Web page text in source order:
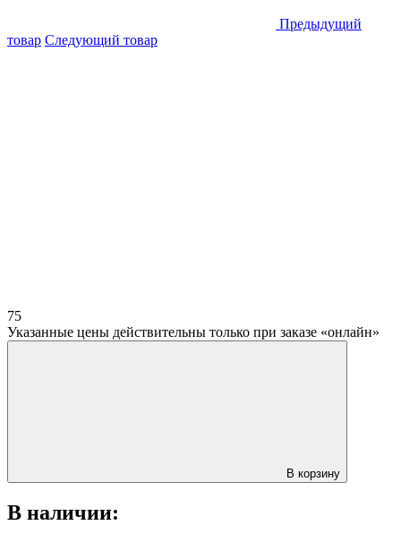
Предыдущий
товар Следующий товар
75
Указанные цены действительны только при заказе «онлайн»
В корзину
В наличии: